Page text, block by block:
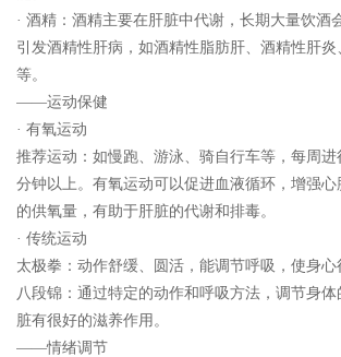
· 酒精：酒精主要在肝脏中代谢，长期大量饮酒
引发酒精性肝病，如酒精性脂肪肝、酒精性肝炎
等。
——运动保健
· 有氧运动
推荐运动：如慢跑、游泳、骑自行车等，每周进
分钟以上。有氧运动可以促进血液循环，增强
的供氧量，有助于肝脏的代谢和排毒。
· 传统运动
太极拳：动作舒缓、圆活，能调节呼吸，使身心
八段锦：通过特定的动作和呼吸方法，调节身
脏有很好的滋养作用。
——情绪调节